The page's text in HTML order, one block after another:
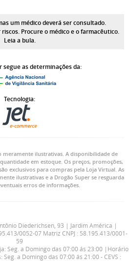
um médico deverá ser consultado.
Procure o médico e o farmacêutico.
Leia a bula.
segue as determinações da:
Tecnologia:
meramente ilustrativas. A disponibilidade de
em estoque. Os preços, promoções,
exclusivos para compras pela Loja Virtual. As
ilustrativas e a Drogão Super se resguarda
erros de informações.
Diederichsen, 93 | Jardim América |
0052-07 Matriz CNPJ : 58.195.413/0001-
59
Seg. a Domingo das 07:00 ás 23:00 |Horário
a Domingo das 07:00 ás 21:00 - CEVS :